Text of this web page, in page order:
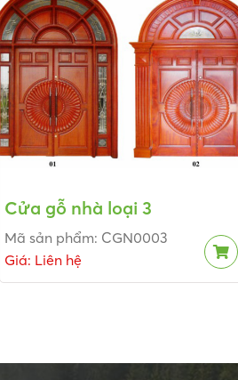
Cửa gỗ nhà loại 3
Mã sản phẩm: CGN0003
Giá: Liên hệ